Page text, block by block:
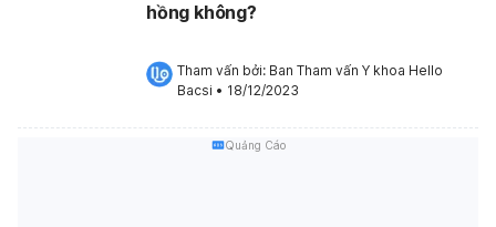
hồng không?
Tham vấn bởi: Ban Tham vấn Y khoa Hello
Bacsi • 18/12/2023
Quảng Cáo